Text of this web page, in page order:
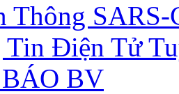
Thông SARS-
Tin Điện Tử
BV